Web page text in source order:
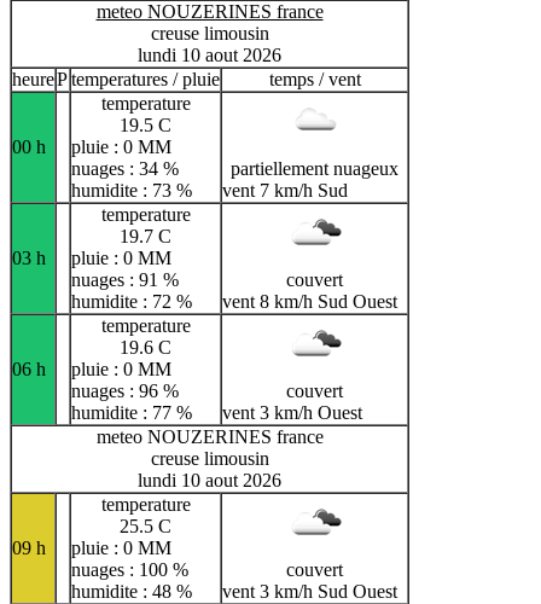
meteo NOUZERINES france
creuse limousin
lundi 10 aout 2026
heurePtemperatures / pluie temps / vent
00 h
temperature
19.5 C
pluie : 0 MM
nuages : 34 %
humidite : 73 %
partiellement nuageux
vent 7 km/h Sud
03 h
temperature
19.7 C
pluie : 0 MM
nuages : 91 %
humidite : 72 %
couvert
vent 8 km/h Sud Ouest
06 h
temperature
19.6 C
pluie : 0 MM
nuages : 96 %
humidite : 77 %
couvert
vent 3 km/h Ouest
meteo NOUZERINES france
creuse limousin
lundi 10 aout 2026
09 h
temperature
25.5 C
pluie : 0 MM
nuages : 100 %
humidite : 48 %
couvert
vent 3 km/h Sud Ouest